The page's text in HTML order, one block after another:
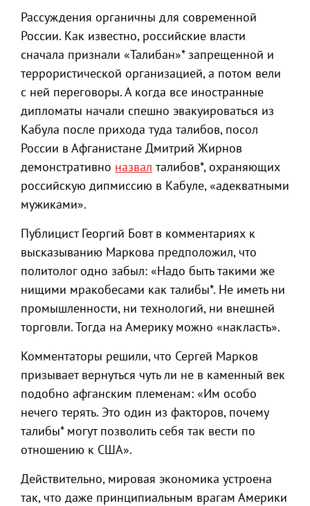
Рассуждения органичны для современной
России. Как известно, российские власти
сначала признали «Талибан»* запрещенной и
террористической организацией, а потом вели
с ней переговоры. А когда все иностранные
дипломаты начали спешно эвакуироваться из
Кабула после прихода туда талибов, посол
России в Афганистане Дмитрий Жирнов
демонстративно назвал талибов*, охраняющих
российскую дипмиссию в Кабуле, «адекватными
мужиками».
Публицист Георгий Бовт в комментариях к
высказыванию Маркова предположил, что
политолог одно забыл: «Надо быть такими же
нищими мракобесами как талибы*. Не иметь ни
промышленности, ни технологий, ни внешней
торговли. Тогда на Америку можно «накласть».
Комментаторы решили, что Сергей Марков
призывает вернуться чуть ли не в каменный век
подобно афганским племенам: «Им особо
нечего терять. Это один из факторов, почему
талибы* могут позволить себя так вести по
отношению к США».
Действительно, мировая экономика устроена
так, что даже принципиальным врагам Америки